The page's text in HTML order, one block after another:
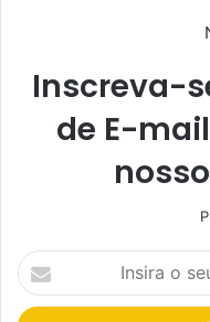
Inscreva-
de E-
I
n
i